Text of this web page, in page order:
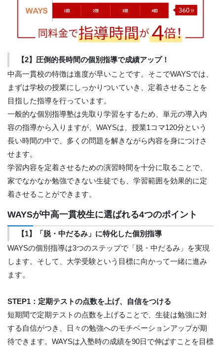
【2】圧倒的長時間の個別指導で成績アップ！
中高一貫校の特徴は進度が早いことです。そこでWAYSでは、
まずは学校の授業にしっかりついていき、定着させることを
目指した指導を行っています。
一般的な個別指導塾は先取り学習をするため、単元の導入内
容の指導から入りますが、WAYSは、授業1コマ120分という
長い時間の中で、多くの問題を解きながら内容を身につけさ
せます。
学習内容を定着させるための演習時間を十分に取ることで、
家でなかなか勉強できない生徒でも、学習範囲を効果的に定
着させることができます。
WAYSが中高一貫校生に選ばれる4つのポイント
【1】「脱・中だるみ」に特化した個別指導
WAYSの個別指導は3つのステップで「脱・中だるみ」を実現
します。そして、大学受験という目標に向かって一緒に進み
ます。
STEP1：定期テストの点数を上げ、自信をつける
短期間で定期テストの点数を上げることで、生徒は勉強に対
する自信がつき、日々の勉強へのモチベーションアップが期
待できます。WAYSは入塾時の成績を90日で伸ばすことを目標